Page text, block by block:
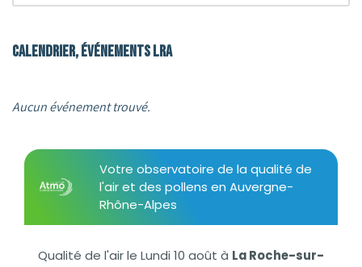
Calendrier, événements LRA
Aucun événement trouvé.